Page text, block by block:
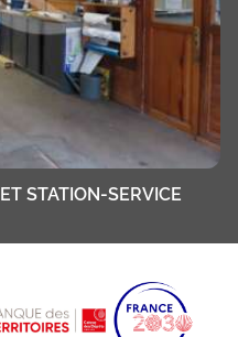
STATION-SERVICE